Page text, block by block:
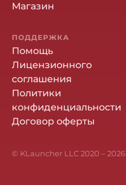
Магазин
ПОДДЕРЖКА
Помощь
Лицензионного
соглашения
Политики
конфиденциальности
Договор оферты
© KLauncher LLC 2020 –2026